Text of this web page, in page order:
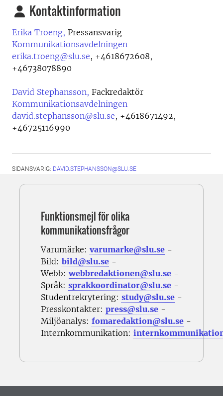
Kontaktinformation
Erika Troeng, Pressansvarig
Kommunikationsavdelningen
erika.troeng@slu.se, +4618672608,
+46738078890
David Stephansson, Fackredaktör
Kommunikationsavdelningen
david.stephansson@slu.se, +4618671492,
+46725116990
SIDANSVARIG: DAVID.STEPHANSSON@SLU.SE
Funktionsmejl för olika
kommunikationsfrågor
Varumärke: varumarke@slu.se -
Bild: bild@slu.se -
Webb:webbredaktionen@slu.se -
Språk: sprakkoordinator@slu.se -
Studentrekrytering: study@slu.se -
Presskontakter: press@slu.se -
Miljöanalys: fomaredaktion@slu.se -
Internkommunikation: